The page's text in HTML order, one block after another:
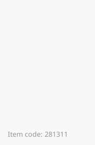
Item code: 281311